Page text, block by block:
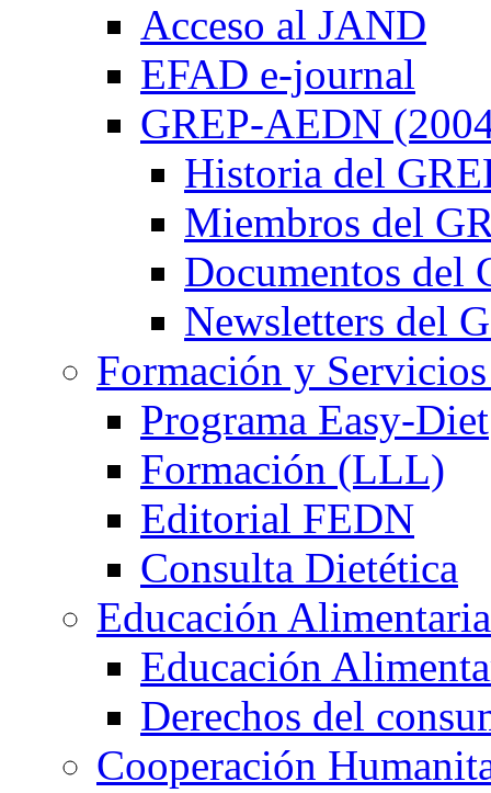
Acceso al JAND
EFAD e-journal
GREP-AEDN
Historia del
Miembros del
Documentos del
Newsletters del
Formación y
Programa Easy-Diet
Formación (LLL)
Editorial FEDN
Consulta Dietética
Educación Alimentaria
Educación
Derechos del
Cooperación